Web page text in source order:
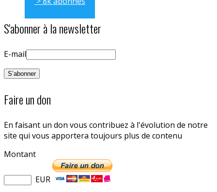
S'abonner à la newsletter
E-mail
Faire un don
En faisant un don vous contribuez à l'évolution de notre
site qui vous apportera toujours plus de contenu
Montant
EUR